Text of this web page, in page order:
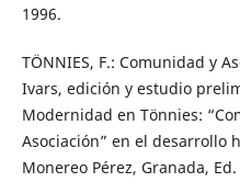
1996.
TÖNNIES, F.: Comunidad y
Ivars, edición y estudio
Modernidad en Tönnies:
Asociación” en el desarrollo
Monereo Pérez, Granada,